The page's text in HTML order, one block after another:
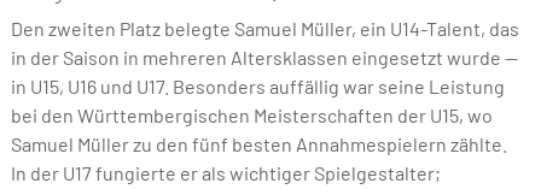
Den zweiten Platz belegte Samuel Müller, ein U14-Talent, das
in der Saison in mehreren Altersklassen eingesetzt wurde —
in U15, U16 und U17. Besonders auffällig war seine Leistung
bei den Württembergischen Meisterschaften der U15, wo
Samuel Müller zu den fünf besten Annahmespielern zählte.
In der U17 fungierte er als wichtiger Spielgestalter;